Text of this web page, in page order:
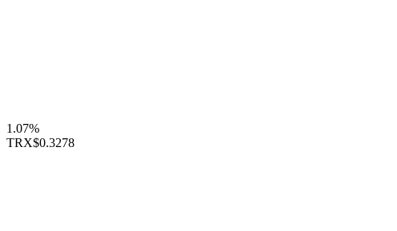
1.07%
TRX$0.3278